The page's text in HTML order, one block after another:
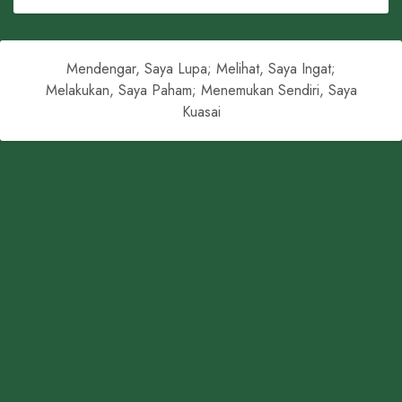
Mendengar, Saya Lupa; Melihat, Saya Ingat;
Melakukan, Saya Paham; Menemukan Sendiri, Saya
Kuasai